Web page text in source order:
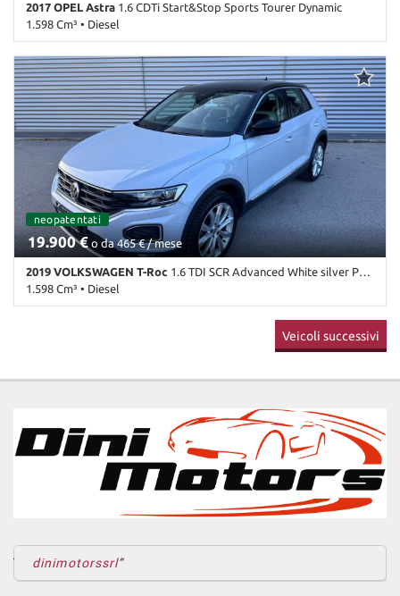
2017 OPEL Astra 1.6 CDTi Start&Stop Sports Tourer Dynamic
1.598 Cm³ • Diesel
287.000 Km • Cambio Manuale (6) • Nero metallizzato • 5 Porte •
ABS • Airbag • Airbag laterali • Airbag Passeggero • Airbag testa •
Autoradio • Bluetooth • Bracciolo • Cerchi in lega • Chiusura
centralizzata • Climatizzatore • Controllo trazione • Cruise Control
• ESP • Fendinebbia • Immobilizzatore elettronico • Sensore di luce
• Sensore di pioggia • Servosterzo • Specchietti laterali elettrici
ordinabile neopatentati ordinabile
19.900 €o da 465 € / mese
2019 VOLKSWAGEN T-Roc 1.6 TDI SCR Advanced White silver PERLATO OK NEOPA
1.598 Cm³ • Diesel
98.000 Km • Cambio Manuale (6) • Bianco metallizzato • 5 Porte •
ABS • Adaptive Cruise Control • Airbag • Airbag laterali • Airbag
Passeggero • Airbag testa • Alzacristalli elettrici • Android Auto •
Climatizzatore automatico, 2 zone • Controllo trazione • Cruise
Control • ESP • Fari bi-Xeno • Fari Xenon • Fendinebbia • Filtro
antiparticolato • Frenata d'emergenza assistita • Freno di
stazionamento elettrico • Immobilizzatore elettronico • Limitatore
di velocità • Luci diurne • Luci diurne LED • Marmitta catalitica •
Monitoraggio pressione pneumatici • MP3 • Pneumatici da neve •
• Servosterzo • Specchietti laterali elettrici • Start/Stop
Veicoli successivi
dinimotorssrl